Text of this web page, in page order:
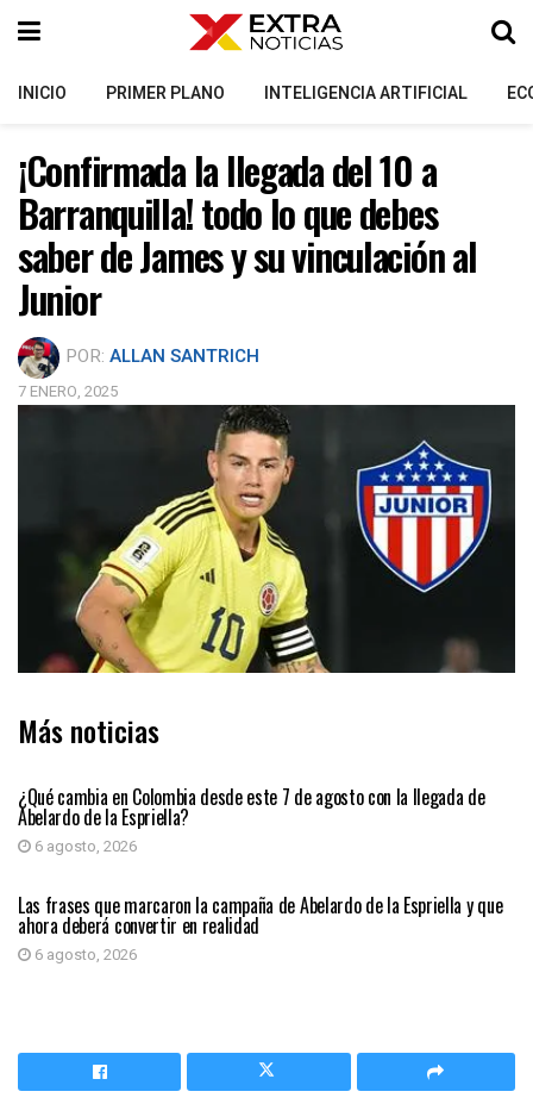
INICIO PRIMER PLANO INTELIGENCIA ARTIFICIAL
¡Confirmada la llegada del 10 a
Barranquilla! todo lo que debes
saber de James y su vinculación al
Junior
POR: ALLAN SANTRICH
7 ENERO, 2025
Más noticias
¿Qué cambia en Colombia desde este 7 de agosto con la llegada de
Abelardo de la Espriella?
6 agosto, 2026
PRIMER PLANO
Las frases que marcaron la campaña de Abelardo de la Espriella y que
ahora deberá convertir en realidad
6 agosto, 2026